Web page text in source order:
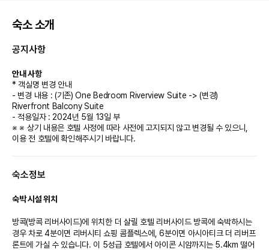
숙소 소개
공지사항
안내 사항
* 객실명 변경 안내
- 변경 내용 : (기존) One Bedroom Riverview Suite -> (변경)
Riverfront Balcony Suite
- 적용일자 : 2024년 5월 13일 부
※ ※ 상기 내용은 호텔 사정에 따라 사전에 고지되지 않고 변경될 수 있으니,
이용 전 호텔에 확인해주시기 바랍니다.
숙소정보
숙박 시설 위치
방콕(방콕 리버사이드)에 위치한 더 살릴 호텔 리버사이드 방콕에 숙박하시는
경우 차로 4분이면 리버시티 쇼핑 콤플렉스에, 6분이면 아시아티크 더 리버프
론트에 가실 수 있습니다. 이 5성급 호텔에서 아이콘 시암까지는 5.4km 떨어